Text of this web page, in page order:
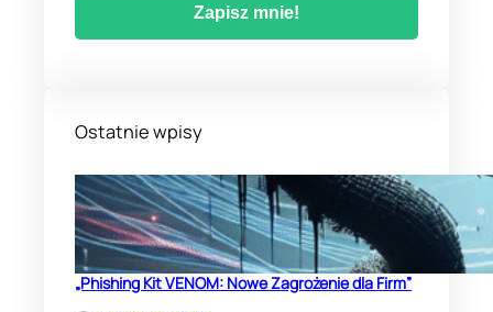
Ostatnie wpisy
„Phishing Kit VENOM: Nowe Zagrożenie dla Firm”